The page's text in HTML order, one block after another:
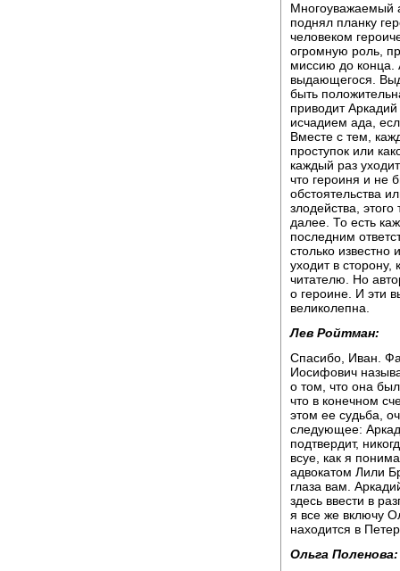
Многоуважаемый
поднял планку
человеком
огромную роль,
миссию до конца.
выдающегося.
быть
приводит
исчадием ада,
Вместе с тем,
проступок или
каждый раз
что героиня и не
обстоятельства
злодейства,
далее. То есть
последним
столько известно
уходит в сторону,
читателю. Но
о героине. И эти
великолепна.
Лев Ройтман:
Спасибо, Иван.
Иосифович
о том, что она
что в конечном
этом ее судьба,
следующее:
подтвердит,
всуе, как я
адвокатом Лили
глаза вам.
здесь ввести в
я все же включу
находится в
Ольга Поленова: